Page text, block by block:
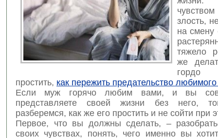
злость,
на смену
тяжело
же
гордо
простить, как пережить предательство
Если муж горячо любим вами, и вы
представляете своей жизни без него,
разберемся, как же его простить и не сойти при
Первое, что вы должны сделать, –
своих чувствах, понять, чего именно вы